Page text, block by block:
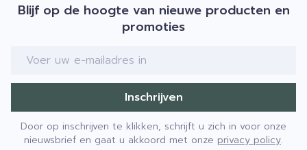
Blijf op de hoogte van nieuwe producten en
promoties
E-mail adres
Inschrijven
Door op inschrijven te klikken, schrijft u zich in voor onze
nieuwsbrief en gaat u akkoord met onze privacy policy.